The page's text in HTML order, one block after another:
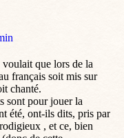
voulait que lors de la
français soit mis sur
chanté.
sont pour jouer la
été, ont-ils dits, pris par
, et ce, bien